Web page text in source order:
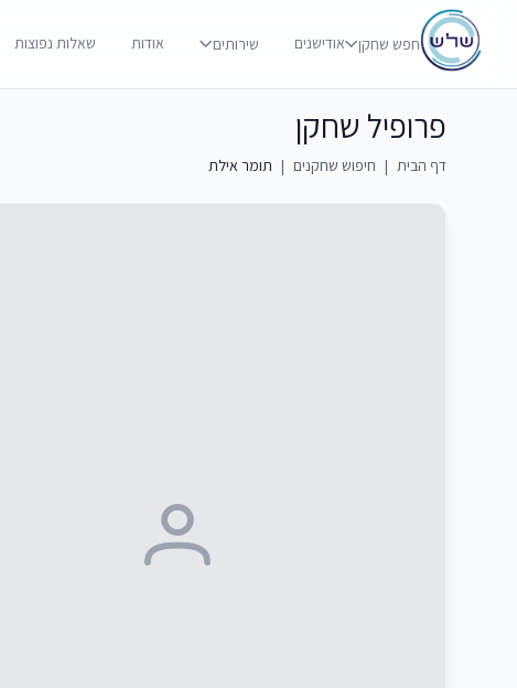
חפש שחקן אודישנים שירותים אודות שאלות נפוצות
פרופיל שחקן
דף הבית | חיפוש שחקנים | תומר אילת